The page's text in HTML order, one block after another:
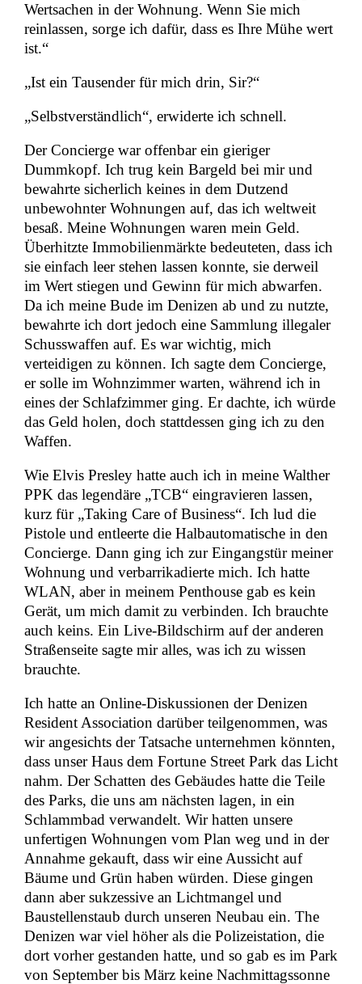
Wertsachen in der Wohnung. Wenn Sie mich
reinlassen, sorge ich dafür, dass es Ihre Mühe wert
ist.“
„Ist ein Tausender für mich drin, Sir?“
„Selbstverständlich“, erwiderte ich schnell.
Der Concierge war offenbar ein gieriger
Dummkopf. Ich trug kein Bargeld bei mir und
bewahrte sicherlich keines in dem Dutzend
unbewohnter Wohnungen auf, das ich weltweit
besaß. Meine Wohnungen waren mein Geld.
Überhitzte Immobilienmärkte bedeuteten, dass ich
sie einfach leer stehen lassen konnte, sie derweil
im Wert stiegen und Gewinn für mich abwarfen.
Da ich meine Bude im Denizen ab und zu nutzte,
bewahrte ich dort jedoch eine Sammlung illegaler
Schusswaffen auf. Es war wichtig, mich
verteidigen zu können. Ich sagte dem Concierge,
er solle im Wohnzimmer warten, während ich in
eines der Schlafzimmer ging. Er dachte, ich würde
das Geld holen, doch stattdessen ging ich zu den
Waffen.
Wie Elvis Presley hatte auch ich in meine Walther
PPK das legendäre „TCB“ eingravieren lassen,
kurz für „Taking Care of Business“. Ich lud die
Pistole und entleerte die Halbautomatische in den
Concierge. Dann ging ich zur Eingangstür meiner
Wohnung und verbarrikadierte mich. Ich hatte
WLAN, aber in meinem Penthouse gab es kein
Gerät, um mich damit zu verbinden. Ich brauchte
auch keins. Ein Live-Bildschirm auf der anderen
Straßenseite sagte mir alles, was ich zu wissen
brauchte.
Ich hatte an Online-Diskussionen der Denizen
Resident Association darüber teilgenommen, was
wir angesichts der Tatsache unternehmen könnten,
dass unser Haus dem Fortune Street Park das Licht
nahm. Der Schatten des Gebäudes hatte die Teile
des Parks, die uns am nächsten lagen, in ein
Schlammbad verwandelt. Wir hatten unsere
unfertigen Wohnungen vom Plan weg und in der
Annahme gekauft, dass wir eine Aussicht auf
Bäume und Grün haben würden. Diese gingen
dann aber sukzessive an Lichtmangel und
Baustellenstaub durch unseren Neubau ein. The
Denizen war viel höher als die Polizeistation, die
dort vorher gestanden hatte, und so gab es im Park
von September bis März keine Nachmittagssonne